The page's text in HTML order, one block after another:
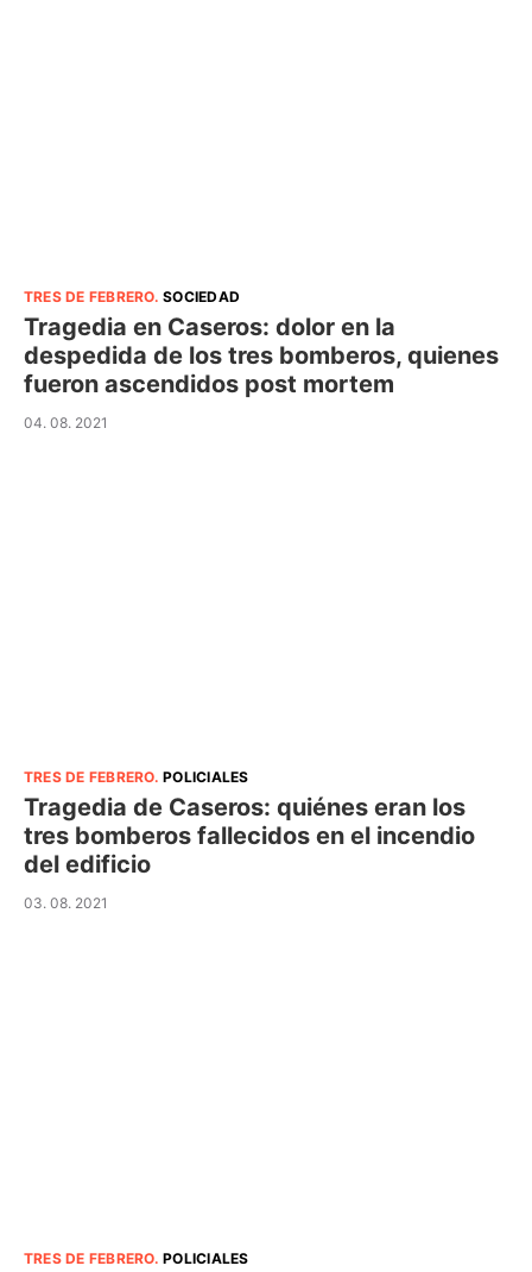
TRES DE FEBRERO.SOCIEDAD
Tragedia en Caseros: dolor en la
despedida de los tres bomberos, quienes
fueron ascendidos post mortem
04. 08. 2021
TRES DE FEBRERO.POLICIALES
Tragedia de Caseros: quiénes eran los
tres bomberos fallecidos en el incendio
del edificio
03. 08. 2021
TRES DE FEBRERO.POLICIALES